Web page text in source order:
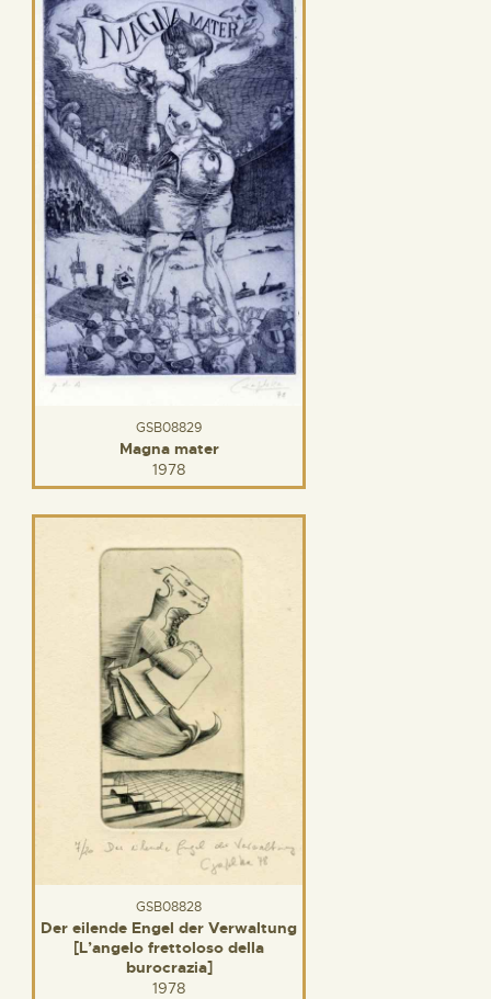
GSB08829
Magna mater
1978
GSB08828
Der eilende Engel der Verwaltung
[L’angelo frettoloso della
burocrazia]
1978